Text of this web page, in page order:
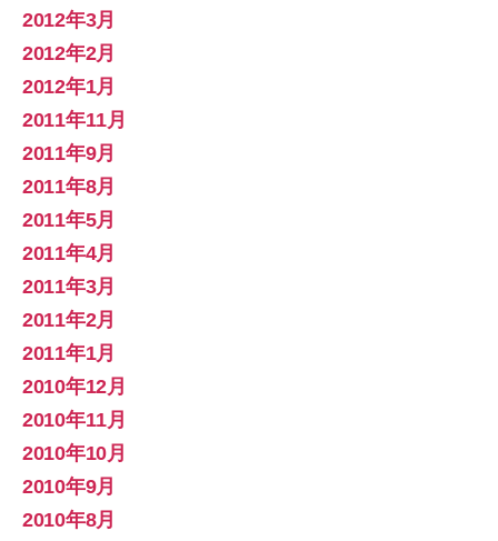
2012年3月
2012年2月
2012年1月
2011年11月
2011年9月
2011年8月
2011年5月
2011年4月
2011年3月
2011年2月
2011年1月
2010年12月
2010年11月
2010年10月
2010年9月
2010年8月